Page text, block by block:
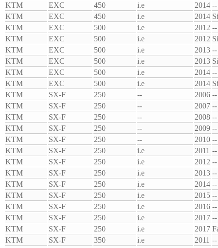
KTM
EXC 450 i.e 2014 --
KTM
EXC 450 i.e 2014
KTM
EXC 500 i.e 2012 --
KTM
EXC 500 i.e 2012
KTM
EXC 500 i.e 2013 --
KTM
EXC 500 i.e 2013
KTM
EXC 500 i.e 2014 --
KTM
EXC 500 i.e 2014
KTM
SX-F 250 -- 2006 --
KTM
SX-F 250 -- 2007 --
KTM
SX-F 250 -- 2008 --
KTM
SX-F 250 -- 2009 --
KTM
SX-F 250 -- 2010 --
KTM
SX-F 250 i.e 2011 --
KTM
SX-F 250 i.e 2012 --
KTM
SX-F 250 i.e 2013 --
KTM
SX-F 250 i.e 2014 --
KTM
SX-F 250 i.e 2015 --
KTM
SX-F 250 i.e 2016 --
KTM
SX-F 250 i.e 2017 --
KTM
SX-F 250 i.e 2017
KTM
SX-F 350 i.e 2011 --